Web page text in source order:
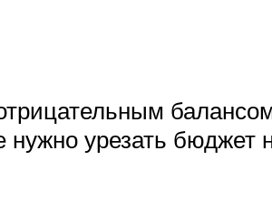
урезать бюджет